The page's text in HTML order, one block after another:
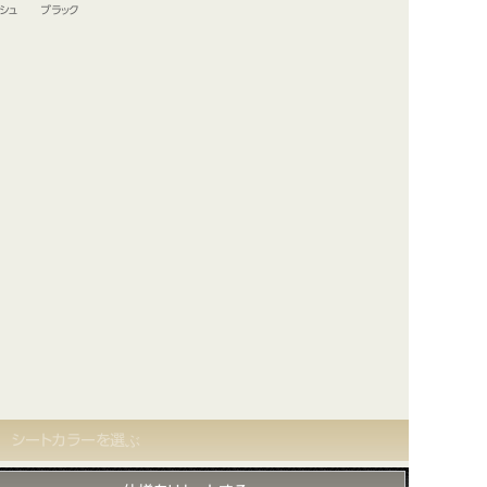
ュ ブラック
シートカラーを選ぶ